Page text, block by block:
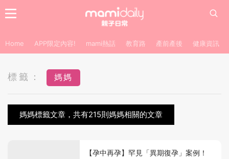
Home APP限定內容! mami熱話 教育路 產前產後 健康資訊
標籤： 媽媽
媽媽標籤文章，共有215則媽媽相關的文章
【孕中再孕】罕見「異期復孕」案例！